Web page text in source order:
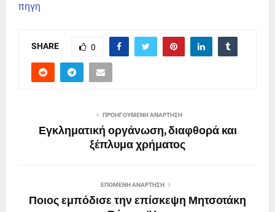
πηγη
SHARE 0
ΠΡΟΗΓΟΎΜΕΝΗ ΑΝΆΡΤΗΣΗ
Εγκληματική οργάνωση, διαφθορά και
ξέπλυμα χρήματος
ΕΠΌΜΕΝΗ ΑΝΆΡΤΗΣΗ
Ποιος εμπόδισε την επίσκεψη Μητσοτάκη